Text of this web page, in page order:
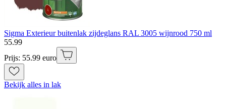
Sigma Exterieur buitenlak zijdeglans RAL 3005 wijnrood 750 ml
55.99
Prijs: 55.99 euro
Bekijk alles in lak